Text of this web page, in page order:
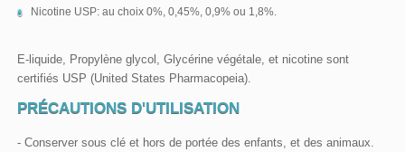
Nicotine USP: au choix 0%, 0,45%, 0,9% ou 1,8%.
E-liquide, Propylène glycol, Glycérine végétale, et nicotine sont
certifiés USP (United States Pharmacopeia).
PRÉCAUTIONS D'UTILISATION
- Conserver sous clé et hors de portée des enfants, et des animaux.